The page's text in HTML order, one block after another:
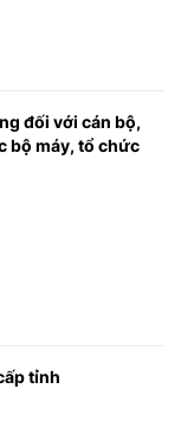
đối với cán bộ,
bộ máy, tổ chức
tỉnh